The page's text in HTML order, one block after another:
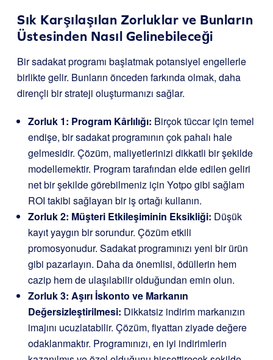
Sık Karşılaşılan Zorluklar ve Bunların
Üstesinden Nasıl Gelinebileceği
Bir sadakat programı başlatmak potansiyel engellerle
birlikte gelir. Bunların önceden farkında olmak, daha
dirençli bir strateji oluşturmanızı sağlar.
Zorluk 1: Program Kârlılığı: Birçok tüccar için temel
endişe, bir sadakat programının çok pahalı hale
gelmesidir. Çözüm, maliyetlerinizi dikkatli bir şekilde
modellemektir. Program tarafından elde edilen geliri
net bir şekilde görebilmeniz için Yotpo gibi sağlam
ROI takibi sağlayan bir iş ortağı kullanın.
Zorluk 2: Müşteri Etkileşiminin Eksikliği: Düşük
kayıt yaygın bir sorundur. Çözüm etkili
promosyonudur. Sadakat programınızı yeni bir ürün
gibi pazarlayın. Daha da önemlisi, ödüllerin hem
cazip hem de ulaşılabilir olduğundan emin olun.
Zorluk 3: Aşırı İskonto ve Markanın
Değersizleştirilmesi: Dikkatsiz indirim markanızın
imajını ucuzlatabilir. Çözüm, fiyattan ziyade değere
odaklanmaktır. Programınızı, en iyi indirimlerin